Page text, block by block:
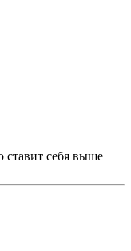
ставит себя выше